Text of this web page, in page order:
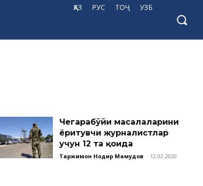
ҚАЗ РУС ТОҶ УЗБ
Чегарабўйи масалаларини
ёритувчи журналистлар
учун 12 та қоида
Таржимон Нодир Маҳмудов - 12.02.2020